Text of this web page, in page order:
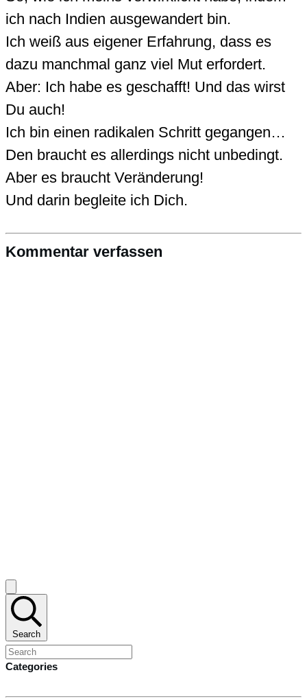
ich nach Indien ausgewandert bin.
Ich weiß aus eigener Erfahrung, dass es
dazu manchmal ganz viel Mut erfordert.
Aber: Ich habe es geschafft! Und das wirst
Du auch!
Ich bin einen radikalen Schritt gegangen…
Den braucht es allerdings nicht unbedingt.
Aber es braucht Veränderung!
Und darin begleite ich Dich.
Kommentar verfassen
Search
Categories